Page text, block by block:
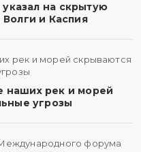
на скрытую
и Каспия
наших рек и морей
угрозы